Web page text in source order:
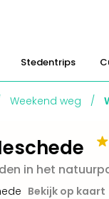
Stedentrips
Weekend weg /
in het
Bekijk op kaart